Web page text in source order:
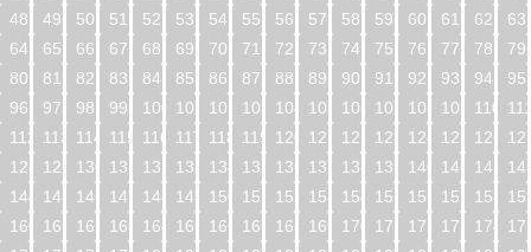
48
49 50 51 52 53 54 55 56 57 58 59 60 61 62
63
64
65 66 67 68 69 70 71 72 73 74 75 76 77 78
79
80
81 82 83 84 85 86 87 88 89 90 91 92 93 94
95
96
97 98 99 100 101 102 103 104 105 106 107 108 109 110
112
113 114 115 116 117 118 119 120 121 122 123 124 125 126
128
129 130 131 132 133 134 135 136 137 138 139 140 141 142
144
145 146 147 148 149 150 151 152 153 154 155 156 157 158
160
161 162 163 164 165 166 167 168 169 170 171 172 173 174